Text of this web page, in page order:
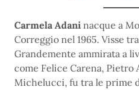
Carmela Adani nacque a
Correggio nel 1965. Visse
Grandemente ammirata a
come Felice Carena, Pietro
Michelucci, fu tra le prime